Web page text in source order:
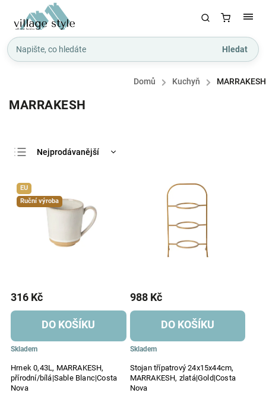
Hledat
Domů / Kuchyň / MARRAKESH
MARRAKESH
Nejprodávanější
Abecedně
EU
Ruční výroba
Hrnek 0,43L, MARRAKESH,
přírodní/bílá|Sable Blanc|Costa
Nova
Skladem
316 Kč
DO KOŠÍKU
Stojan třípatrový 24x15x44cm,
MARRAKESH, zlatá|Gold|Costa
Nova
Skladem
988 Kč
DO KOŠÍKU